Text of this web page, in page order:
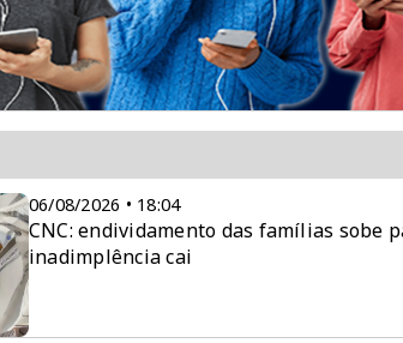
06/08/2026 • 18:04
CNC: endividamento das famílias sobe
inadimplência cai